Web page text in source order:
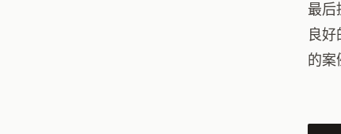
最后
良
的案